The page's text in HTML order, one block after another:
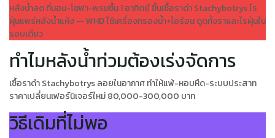
หลังน้ำลด ที่นอน-โซฟา-พรมชื้น 1 อาทิตย์ ขึ้นเชื้อราดำ Stachybotrys ไร
ฝุ่นแพร่หลังน้ำแห้ง — WHD ใช้เครื่องกรองน้ำ+ไอร้อน ดูดทั้งราและไรฝุ่นใน
รอบเดียว
ทำไมหลังน้ำท่วมต้องเร่งจัดการ
เชื้อราดำ Stachybotrys ลอยในอากาศ ทำให้แพ้-หอบหืด-ระบบประสาท
ราคาเปลี่ยนเฟอร์นิเจอร์ใหม่ 80,000-300,000 บาท
วิธีเดิมที่ไม่พอ